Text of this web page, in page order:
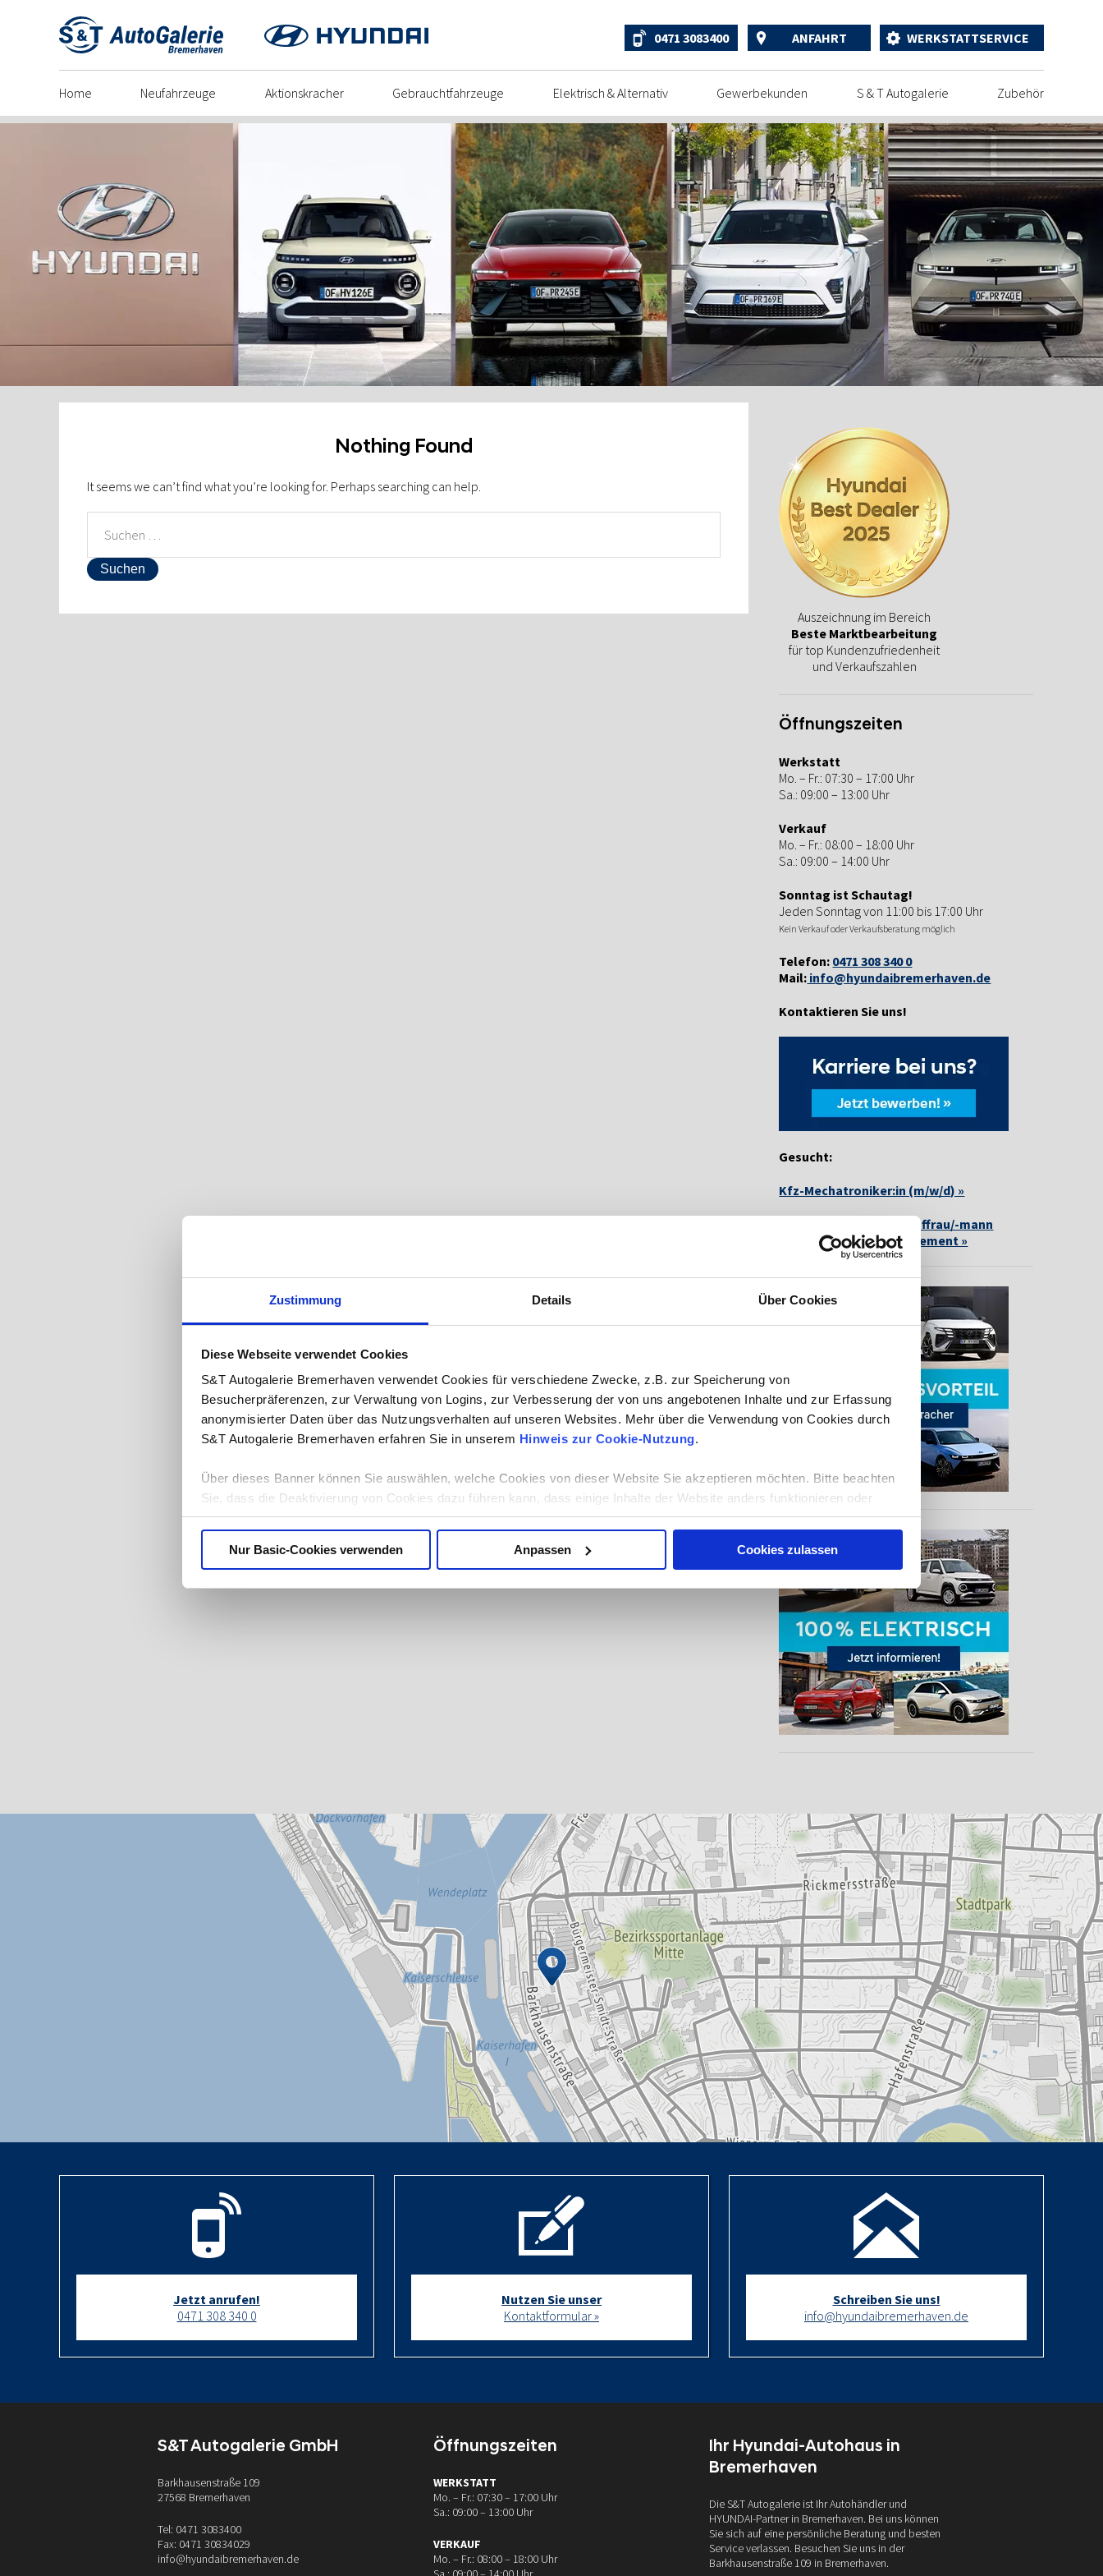
Zustimmung Details Über Cookies
Diese Webseite verwendet Cookies
S&T Autogalerie Bremerhaven verwendet Cookies für verschiedene Zwecke, z.B. zur Speicherung von
Besucherpräferenzen, zur Verwaltung von Logins, zur Verbesserung der von uns angebotenen Inhalte und zur Erfassung
anonymisierter Daten über das Nutzungsverhalten auf unseren Websites. Mehr über die Verwendung von Cookies durch
S&T Autogalerie Bremerhaven erfahren Sie in unserem Hinweis zur Cookie-Nutzung.
Über dieses Banner können Sie auswählen, welche Cookies von dieser Website Sie akzeptieren möchten. Bitte beachten
Sie, dass die Deaktivierung von Cookies dazu führen kann, dass einige Inhalte der Website anders funktionieren oder
ganz ausfallen. Der Browser auf Ihrem Computer oder Gerät ermöglicht es Ihnen möglicherweise auch, Sie zu
benachrichtigen oder Cookies automatisch abzulehnen. Mehr Informationen erhalten Sie in unserer
Datenschutzerklärung.
Nur Basic-Cookies verwenden Anpassen Cookies zulassen
0471 3083400 ANFAHRT WERKSTATTSERVICE
Home Neufahrzeuge Aktionskracher Gebrauchtfahrzeuge Elektrisch & Alternativ Gewerbekunden S & T Autogalerie Zubehör
Nothing Found
It seems we can’t find what you’re looking for. Perhaps searching can help.
NACH:
Auszeichnung im Bereich
Beste Marktbearbeitung
für top Kundenzufriedenheit
und Verkaufszahlen
Öffnungszeiten
Werkstatt
Mo. – Fr.: 07:30 – 17:00 Uhr
Sa.: 09:00 – 13:00 Uhr
Verkauf
Mo. – Fr.: 08:00 – 18:00 Uhr
Sa.: 09:00 – 14:00 Uhr
Sonntag ist Schautag!
Jeden Sonntag von 11:00 bis 17:00 Uhr
Kein Verkauf oder Verkaufsberatung möglich
Telefon: 0471 308 340 0
Mail: info@hyundaibremerhaven.de
Kontaktieren Sie uns!
Gesucht:
Kfz-Mechatroniker:in (m/w/d) »
Ausbildung zur/zum Kauffrau/-mann
(m/w/d) für Büromanagement »
Jetzt anrufen!
0471 308 340 0
Nutzen Sie unser
Kontaktformular »
Schreiben Sie uns!
info@hyundaibremerhaven.de
S&T Autogalerie GmbH
Barkhausenstraße 109
27568 Bremerhaven
Tel: 0471 3083400
Fax: 0471 30834029
info@hyundaibremerhaven.de
Öffnungszeiten
WERKSTATT
Mo. – Fr.: 07:30 – 17:00 Uhr
Sa.: 09:00 – 13:00 Uhr
VERKAUF
Mo. – Fr.: 08:00 – 18:00 Uhr
Ihr Hyundai-Autohaus in
Bremerhaven
Die S&T Autogalerie ist Ihr Autohändler und
HYUNDAI-Partner in Bremerhaven. Bei uns können
Sie sich auf eine persönliche Beratung und besten
Service verlassen. Besuchen Sie uns in der
Barkhausenstraße 109 in Bremerhaven.